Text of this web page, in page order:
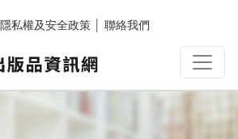
隱私權及安全政策 聯絡我們